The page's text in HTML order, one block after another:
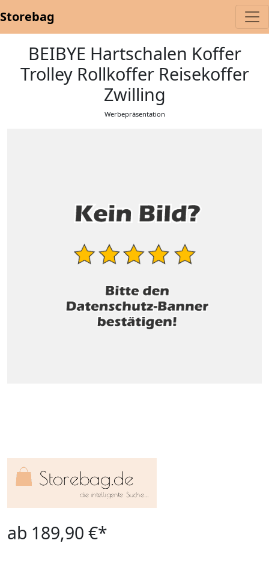
Storebag
BEIBYE Hartschalen Koffer
Trolley Rollkoffer Reisekoffer
Zwilling
Werbepräsentation
ab 189,90 €*